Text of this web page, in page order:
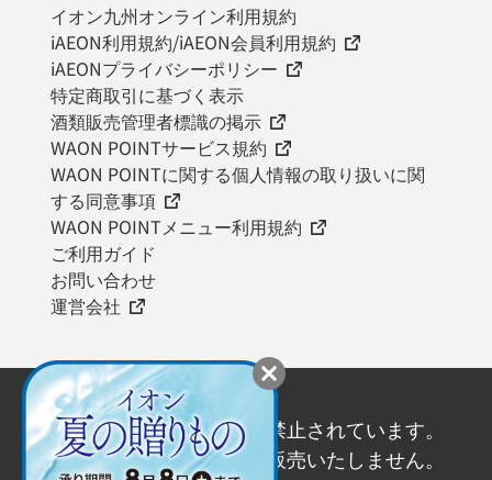
イオン九州オンライン利用規約
iAEON利用規約/iAEON会員利用規約
iAEONプライバシーポリシー
特定商取引に基づく表示
酒類販売管理者標識の掲示
WAON POINTサービス規約
WAON POINTに関する個人情報の取り扱いに関
する同意事項
WAON POINTメニュー利用規約
ご利用ガイド
お問い合わせ
運営会社
20歳未満の飲酒は法律で禁止されています。
20歳未満の方にはお酒を販売いたしません。